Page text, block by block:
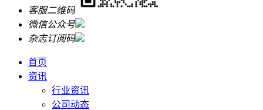
客服二维码
微信公众号
杂志订阅码
首页
资讯
行业资讯
公司动态